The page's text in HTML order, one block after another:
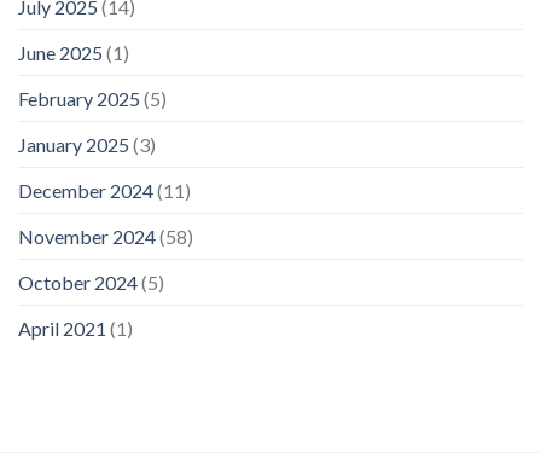
July 2025 (14)
June 2025 (1)
February 2025 (5)
January 2025 (3)
December 2024(11)
November 2024(58)
October 2024(5)
April 2021 (1)